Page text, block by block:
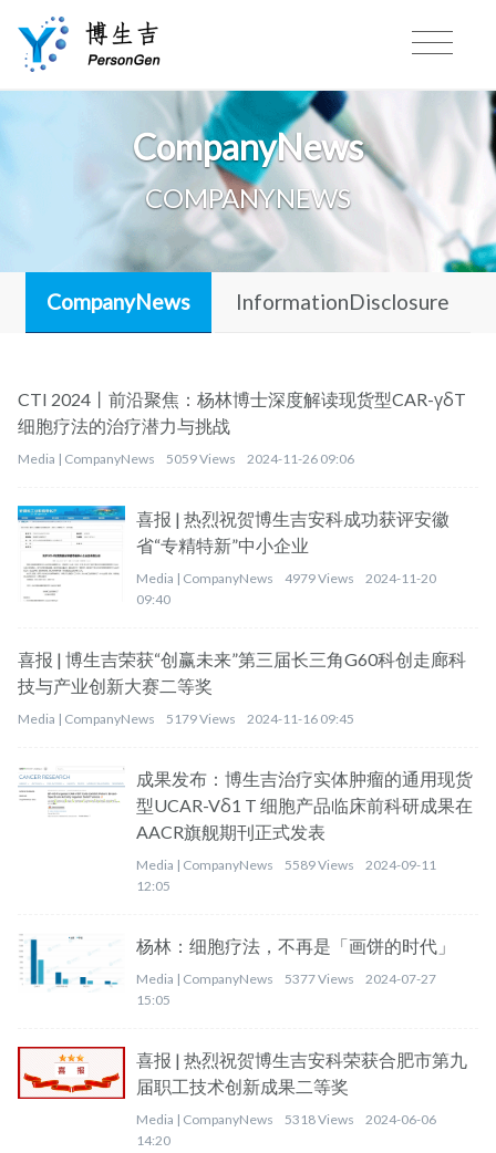
CompanyNews
COMPANYNEWS
CompanyNews InformationDisclosure
CTI 2024丨前沿聚焦：杨林博士深度解读现货型CAR-γδT
细胞疗法的治疗潜力与挑战
Media | CompanyNews 5059 Views 2024-11-26 09:06
喜报 | 热烈祝贺博生吉安科成功获评安徽
省“专精特新”中小企业
Media | CompanyNews 4979 Views
2024-11-20
09:40
喜报 | 博生吉荣获“创赢未来”第三届长三角G60科创走廊科
技与产业创新大赛二等奖
Media | CompanyNews 5179 Views 2024-11-16 09:45
成果发布：博生吉治疗实体肿瘤的通用现货
型UCAR-Vδ1 T 细胞产品临床前科研成果在
AACR旗舰期刊正式发表
Media | CompanyNews 5589 Views
2024-09-11
12:05
杨林：细胞疗法，不再是「画饼的时代」
Media | CompanyNews 5377 Views
2024-07-27
15:05
喜报 | 热烈祝贺博生吉安科荣获合肥市第九
届职工技术创新成果二等奖
Media | CompanyNews 5318 Views
2024-06-06
14:20